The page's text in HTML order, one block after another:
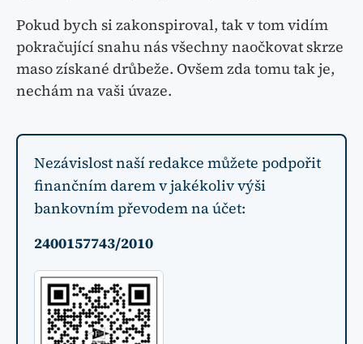
Pokud bych si zakonspiroval, tak v tom vidím
pokračující snahu nás všechny naočkovat skrze
maso získané drůbeže. Ovšem zda tomu tak je,
nechám na vaši úvaze.
Nezávislost naší redakce můžete podpořit
finančním darem v jakékoliv výši
bankovním převodem na účet:
2400157743/2010